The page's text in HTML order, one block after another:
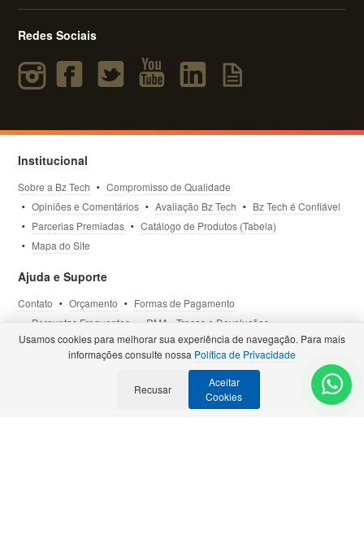
Redes Sociais
Institucional
Sobre a Bz Tech
Compromisso de Qualidade
Opiniões e Comentários
Avaliação Bz Tech
Bz Tech é Confiável
Parcerias Premiadas
Catálogo de Produtos (Tabela)
Mapa do Site
Ajuda e Suporte
Contato Orçamento
Formas de Pagamento
Perguntas Frequentes
RMA - Trocas e Devoluções
Política de Privacidade
Termos de Uso Site Seguro
Selos e Certificações- Veja todas as Parcerias Premiadas
Usamos cookies para melhorar sua experiência de navegação. Para mais
informações consulte nossa Política de Privacidade
Recusar
Aceitar
Cookies